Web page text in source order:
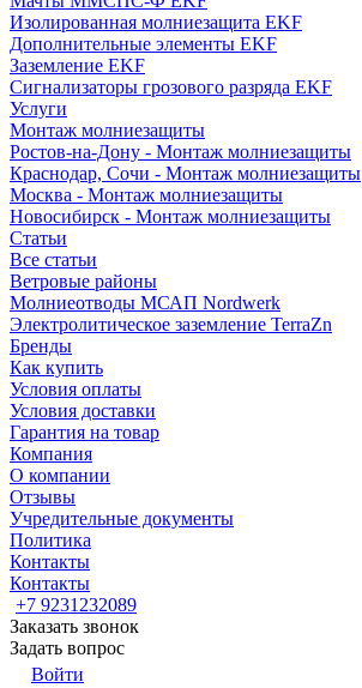
Изолированная молниезащита EKF
Дополнительные элементы EKF
Заземление EKF
Сигнализаторы грозового разряда EKF
Услуги
Монтаж молниезащиты
Ростов-на-Дону - Монтаж молниезащиты
Краснодар, Сочи - Монтаж молниезащиты
Москва - Монтаж молниезащиты
Новосибирск - Монтаж молниезащиты
Статьи
Все статьи
Ветровые районы
Молниеотводы МСАП Nordwerk
Электролитическое заземление TerraZn
Бренды
Как купить
Условия оплаты
Условия доставки
Гарантия на товар
Компания
О компании
Отзывы
Учредительные документы
Политика
Контакты
Контакты
+7 9231232089
Заказать звонок
Задать вопрос
Войти